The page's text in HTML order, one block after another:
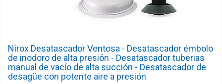
Nirox Desatascador Ventosa - Desatascador émbolo
de inodoro de alta presión - Desatascador tuberias
manual de vacío de alta succión - Desatascador de
desagüe con potente aire a presión